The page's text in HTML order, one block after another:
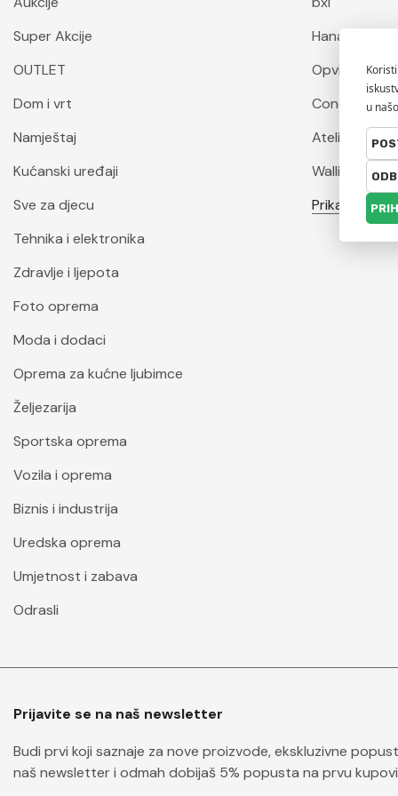
Super Akcije
OUTLET
Dom i vrt
Namještaj
Kućanski uređaji
Sve za djecu
Tehnika i elektronika
Zdravlje i ljepota
Foto oprema
Moda i dodaci
Oprema za kućne ljubimce
Željezarija
Sportska oprema
Vozila i oprema
Biznis i industrija
Uredska oprema
Umjetnost i zabava
Odrasli
Hanah Home
Opviq
Conceptum
Atelier Del
Wallity
Prikaži sve
Prijavite se na naš newsletter
Budi prvi koji saznaje za nove proizvode, ekskluzivne
naš newsletter i odmah dobijaš 5% popusta na prvu